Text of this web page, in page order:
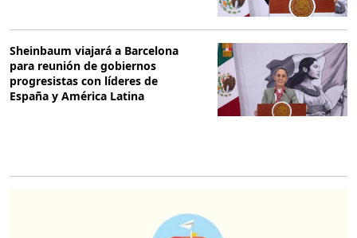
Sheinbaum viajará a Barcelona
para reunión de gobiernos
progresistas con líderes de
España y América Latina